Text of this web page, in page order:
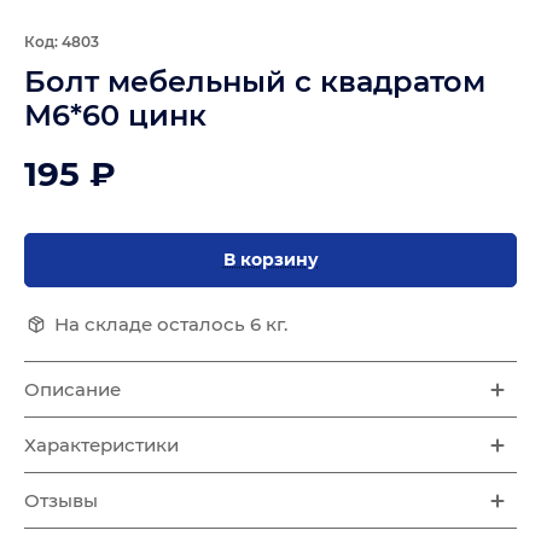
Код: 4803
Болт мебельный с квадратом
М6*60 цинк
195 ₽
В корзину
На складе осталось 6 кг.
Описание
Характеристики
Отзывы